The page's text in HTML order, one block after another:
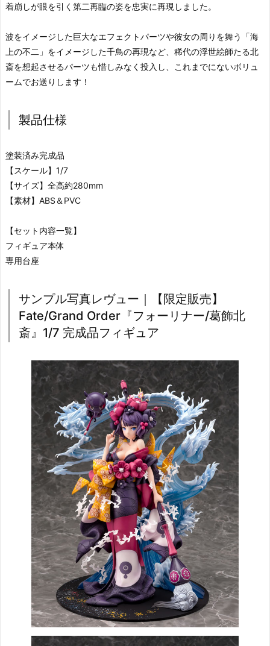
着崩しが眼を引く第二再臨の姿を忠実に再現しました。
波をイメージした巨大なエフェクトパーツや彼女の周りを舞う「海
上の不二」をイメージした千鳥の再現など、稀代の浮世絵師たる北
斎を想起させるパーツも惜しみなく投入し、これまでにないボリュ
ームでお送りします！
製品仕様
塗装済み完成品
【スケール】1/7
【サイズ】全高約280mm
【素材】ABS＆PVC
【セット内容一覧】
フィギュア本体
専用台座
サンプル写真レヴュー｜【限定販売】
Fate/Grand Order『フォーリナー/葛飾北
斎』1/7 完成品フィギュア